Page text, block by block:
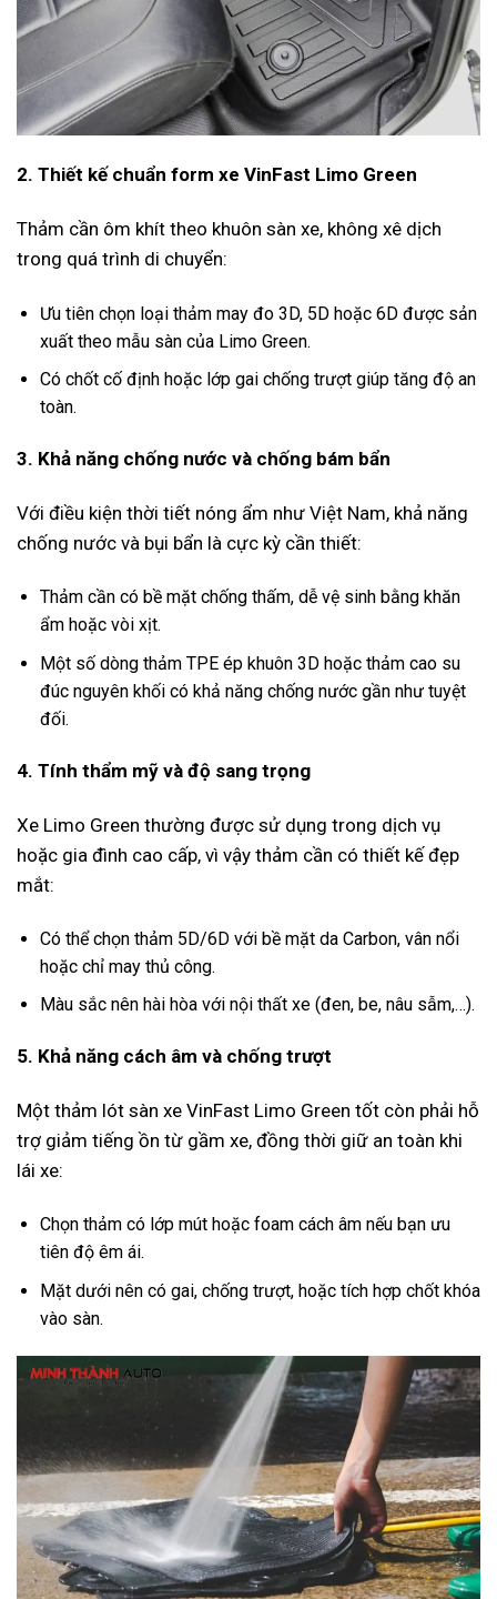
2. Thiết kế chuẩn form xe VinFast Limo Green
Thảm cần ôm khít theo khuôn sàn xe, không xê dịch
trong quá trình di chuyển:
Ưu tiên chọn loại thảm may đo 3D, 5D hoặc 6D được sản
xuất theo mẫu sàn của Limo Green.
Có chốt cố định hoặc lớp gai chống trượt giúp tăng độ an
toàn.
3. Khả năng chống nước và chống bám bẩn
Với điều kiện thời tiết nóng ẩm như Việt Nam, khả năng
chống nước và bụi bẩn là cực kỳ cần thiết:
Thảm cần có bề mặt chống thấm, dễ vệ sinh bằng khăn
ẩm hoặc vòi xịt.
Một số dòng thảm TPE ép khuôn 3D hoặc thảm cao su
đúc nguyên khối có khả năng chống nước gần như tuyệt
đối.
4. Tính thẩm mỹ và độ sang trọng
Xe Limo Green thường được sử dụng trong dịch vụ
hoặc gia đình cao cấp, vì vậy thảm cần có thiết kế đẹp
mắt:
Có thể chọn thảm 5D/6D với bề mặt da Carbon, vân nổi
hoặc chỉ may thủ công.
Màu sắc nên hài hòa với nội thất xe (đen, be, nâu sẫm,…).
5. Khả năng cách âm và chống trượt
Một thảm lót sàn xe VinFast Limo Green tốt còn phải hỗ
trợ giảm tiếng ồn từ gầm xe, đồng thời giữ an toàn khi
lái xe:
Chọn thảm có lớp mút hoặc foam cách âm nếu bạn ưu
tiên độ êm ái.
Mặt dưới nên có gai, chống trượt, hoặc tích hợp chốt khóa
vào sàn.